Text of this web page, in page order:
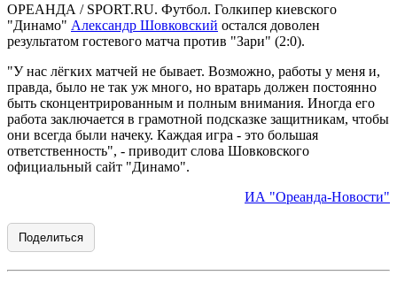
ОРЕАНДА / SPORT.RU. Футбол. Голкипер киевского
"Динамо" Александр Шовковский остался доволен
результатом гостевого матча против "Зари" (2:0).
"У нас лёгких матчей не бывает. Возможно, работы у меня и,
правда, было не так уж много, но вратарь должен постоянно
быть сконцентрированным и полным внимания. Иногда его
работа заключается в грамотной подсказке защитникам, чтобы
они всегда были начеку. Каждая игра - это большая
ответственность", - приводит слова Шовковского
официальный сайт "Динамо".
ИА "Ореанда-Новости"
Поделиться